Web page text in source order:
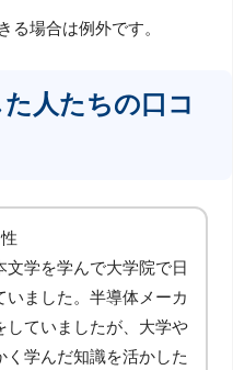
る場合は例外です。
人たちの口コ
文学を学んで大学院で日
いました。半導体メーカ
していましたが、大学や
く学んだ知識を活かした